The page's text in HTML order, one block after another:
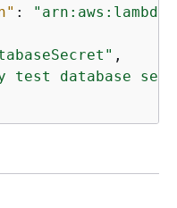
:
,
test database